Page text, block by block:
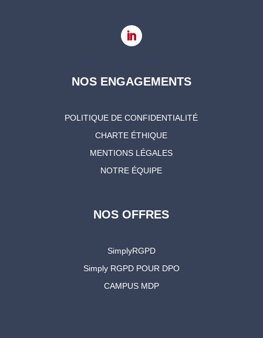
NOS ENGAGEMENTS
POLITIQUE DE CONFIDENTIALITÉ
CHARTE ÉTHIQUE
MENTIONS LÉGALES
NOTRE ÉQUIPE
NOS OFFRES
SimplyRGPD
Simply RGPD POUR DPO
CAMPUS MDP